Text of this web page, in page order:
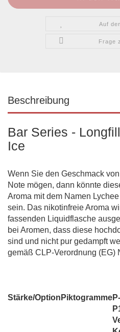
Auf
Frage
Beschreibung
Bar Series -
Ice
Wenn Sie den Geschmack
Note mögen, dann könnte
Aroma mit dem Namen
sein. Das nikotinfreie Aroma
fassenden Liquidflasche
bei Aromen, dass diese
sind und nicht pur gedampft
gemäß CLP-Verordnung (EG)
Stärke/Option Piktogramme